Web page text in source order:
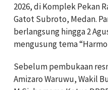
2026, di Komplek Pekan
Gatot Subroto, Medan.
berlangsung hingga 2
mengusung tema
Sebelum pembukaan
Amizaro Waruwu, Wakil